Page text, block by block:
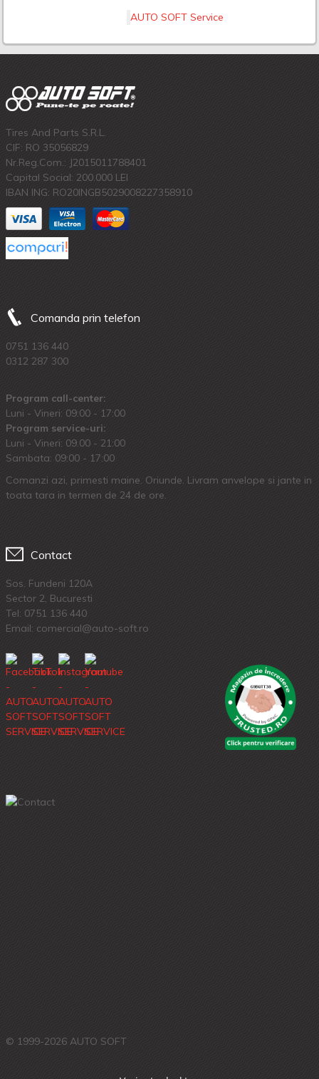
AUTO SOFT Service
Tires And Parts S.R.L.
CIF: RO 35056829
Nr.Reg.Com.: J2015011788401
Capital Social: 200.000 LEI
IBAN ING: RO20INGB5029008227358910
Comanda prin telefon
0751 136 440
0312 287 300
Program call-center:
Luni - Vineri: 09:00 - 17:00
Program service-uri:
Luni - Vineri: 09.00 - 21:00
Sambata: 09:00 - 17:00
Comanzi azi, primesti maine. Oriunde. Livram anvelope si jante in
toata tara in termen de 24 de ore.
Contact
Sos. Fundeni 120A
Sector 2, Bucuresti
Tel: 0751 136 440
Email: comercial@auto-soft.ro
© 1999-2026 AUTO SOFT